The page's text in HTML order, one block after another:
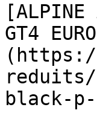
[ALPINE
GT4
(https://
reduits/
black-